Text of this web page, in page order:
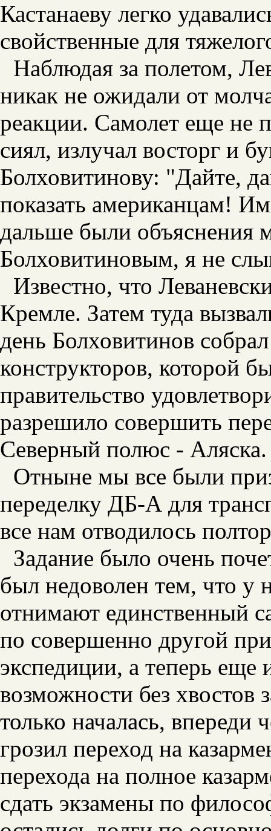
Кастанаеву легко
свойственные для
Наблюдая за полетом,
никак не ожидали от
реакции. Самолет еще не
сиял, излучал восторг и
Болховитинову: "Дайте,
показать американцам!
дальше были объяснения
Болховитиновым, я не
Известно, что
Кремле. Затем туда
день Болховитинов
конструкторов, которой
правительство
разрешило совершить
Северный полюс - Аляска.
Отныне мы все были
переделку ДБ-А для
все нам отводилось
Задание было очень
был недоволен тем, что у
отнимают единственный
по совершенно другой
экспедиции, а теперь еще
возможности без хвостов
только началась, впереди
грозил переход на
перехода на полное
сдать экзамены по